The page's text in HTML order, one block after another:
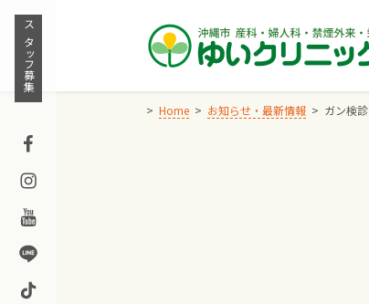
Skip
content
スタッフ募集
Facebook
Instagram
Youtube
Line
Home お知らせ・最新情報 ガン検診